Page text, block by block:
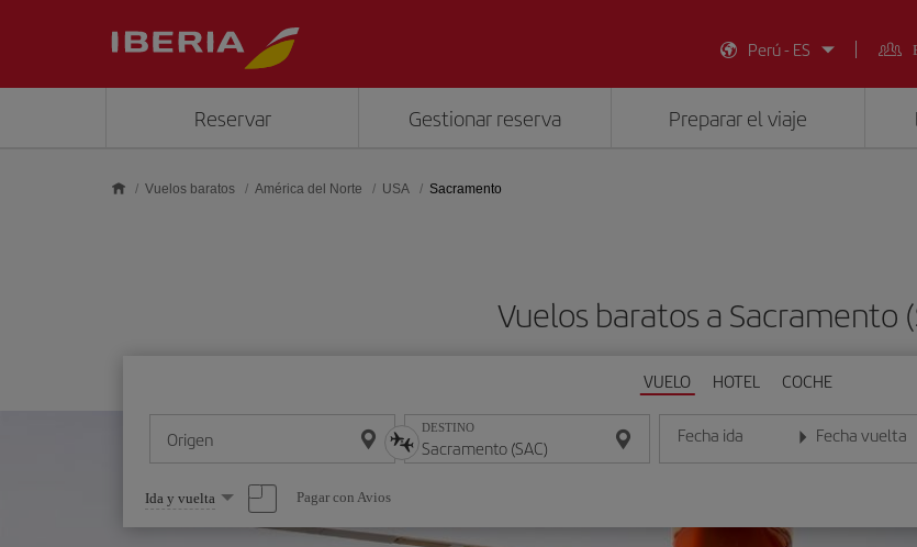
Perú - ES
Reservar Gestionar reserva Preparar el viaje
Vuelos baratos América del Norte USA Sacramento
Vuelos baratos a Sacramento
VUELO HOTEL COCHE
Origen DESTINO Fecha ida
Introduce la fecha en formato día/mes/
Fecha vuelta
Introduce la fecha
Seleccione
una
opción
Ida y vuelta Pagar con Avios